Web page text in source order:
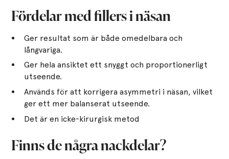
Fördelar med fillers i näsan
Ger resultat som är både omedelbara och
långvariga.
Ger hela ansiktet ett snyggt och proportionerligt
utseende.
Används för att korrigera asymmetri i näsan, vilket
ger ett mer balanserat utseende.
Det är en icke-kirurgisk metod
Finns de några nackdelar?